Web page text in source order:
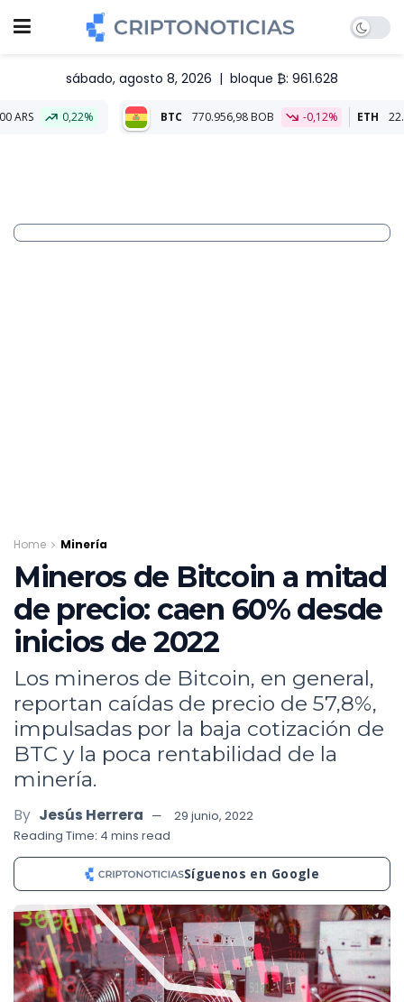
sábado, agosto 8, 2026 | bloque ₿: 961.628
BTC 770.956,98 BOB -0,12% ETH 22.797,44 BOB
Home Minería
Mineros de Bitcoin a mitad
de precio: caen 60% desde
inicios de 2022
Los mineros de Bitcoin, en general,
reportan caídas de precio de 57,8%,
impulsadas por la baja cotización de
BTC y la poca rentabilidad de la
minería.
By Jesús Herrera
29 junio, 2022
Reading Time: 4 mins read
Síguenos en Google